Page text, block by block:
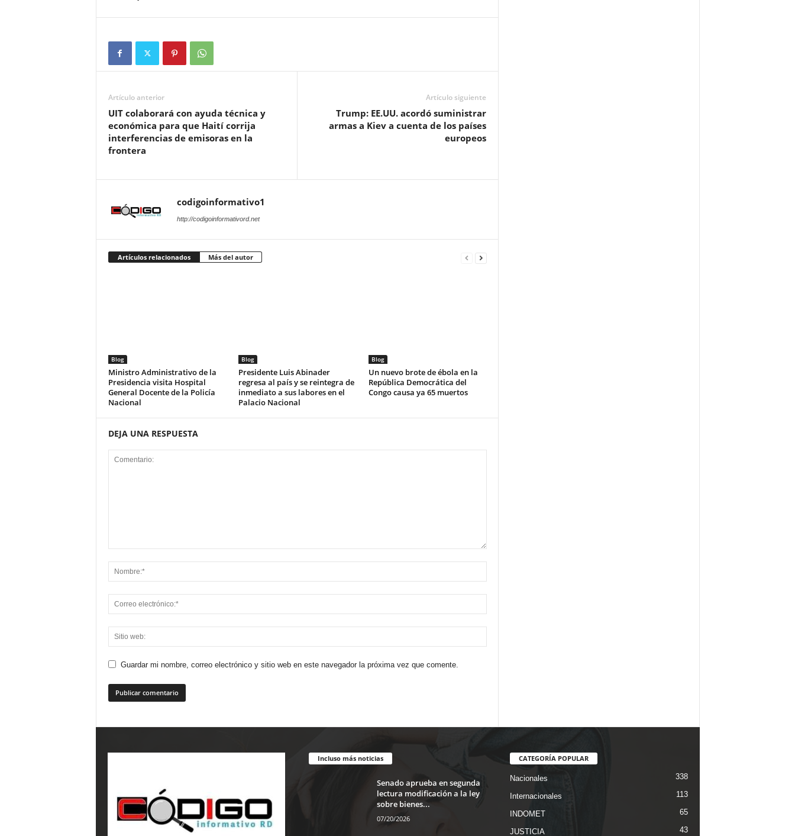
Artículo anterior
UIT colaborará con ayuda técnica y
económica para que Haití corrija
interferencias de emisoras en la
frontera
Artículo siguiente
Trump: EE.UU. acordó suministrar
armas a Kiev a cuenta de los países
europeos
codigoinformativo1
http://codigoinformativord.net
Artículos relacionados Más del autor
Blog
Ministro Administrativo de la
Presidencia visita Hospital
General Docente de la Policía
Nacional
Blog
Presidente Luis Abinader
regresa al país y se reintegra de
inmediato a sus labores en el
Palacio Nacional
Blog
Un nuevo brote de ébola en la
República Democrática del
Congo causa ya 65 muertos
DEJA UNA RESPUESTA
Guardar mi nombre, correo electrónico y sitio web en este navegador la próxima vez que comente.
Incluso más noticias
Senado aprueba en segunda
lectura modificación a la ley
sobre bienes...
07/20/2026
CATEGORÍA POPULAR
Nacionales 338
Internacionales 113
INDOMET 65
JUSTICIA 43